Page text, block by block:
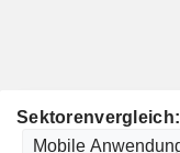
Sektorenvergleich: